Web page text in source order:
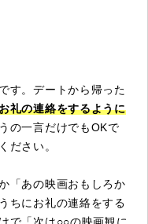
す。デートから帰った
礼の連絡をするように
の一言だけでもOKで
ださい。
「あの映画おもしろか
ちにお礼の連絡をする
で「次は○○の映画観に